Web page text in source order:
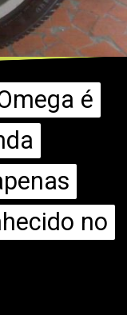
é
no
é
no